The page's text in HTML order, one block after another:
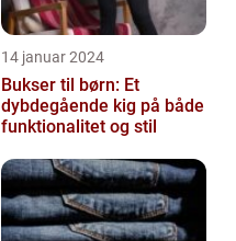
14 januar 2024
Bukser til børn: Et
dybdegående kig på både
funktionalitet og stil